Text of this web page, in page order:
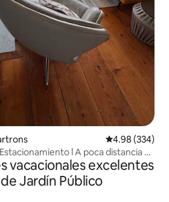
Calificación
4.98 (334)
l A poca distancia a
du Vin
vacacionales excelentes
Jardín Público